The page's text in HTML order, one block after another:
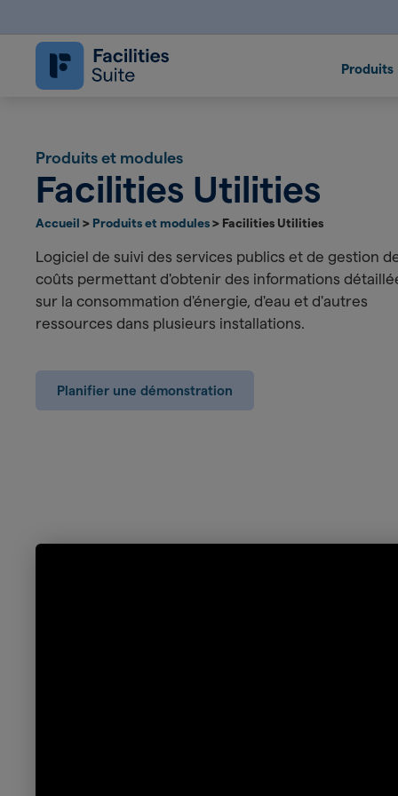
Follett Software Facilities
Logiciel de gestion des
Produits
Facilities Utilities
Produits et modules
Accueil > Produits et modules> Facilities Utilities
Logiciel de suivi des services publics et de gestion
coûts permettant d'obtenir des informations
sur la consommation d'énergie, d'eau et d'autres
ressources dans plusieurs installations.
Planifier une démonstration